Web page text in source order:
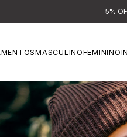
5%
MASCULINOFEMININO